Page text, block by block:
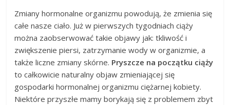
Zmiany hormonalne organizmu powodują, że zmienia się
całe nasze ciało. Już w pierwszych tygodniach ciąży
można zaobserwować takie objawy jak: tkliwość i
zwiększenie piersi, zatrzymanie wody w organizmie, a
także liczne zmiany skórne. Pryszcze na początku ciąży
to całkowicie naturalny objaw zmieniającej się
gospodarki hormonalnej organizmu ciężarnej kobiety.
Niektóre przyszłe mamy borykają się z problemem zbyt